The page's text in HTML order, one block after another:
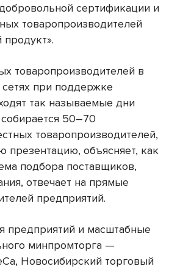
сертификации и
товаропроизводителей
товаропроизводителей в
при поддержке
так называемые дни
50–70
товаропроизводителей,
презентацию, объясняет, как
подбора поставщиков,
отвечает на прямые
предприятий.
предприятий и масштабные
минпромторга —
Новосибирский торговый